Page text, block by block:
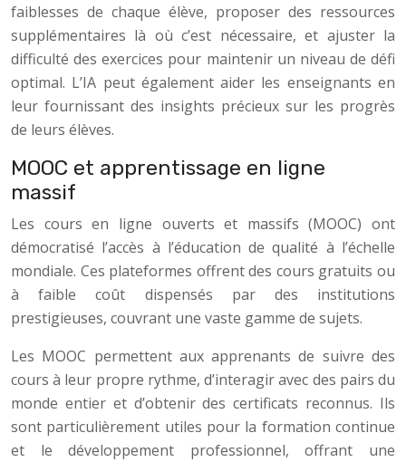
faiblesses de chaque élève, proposer des ressources
supplémentaires là où c’est nécessaire, et ajuster la
difficulté des exercices pour maintenir un niveau de défi
optimal. L’IA peut également aider les enseignants en
leur fournissant des insights précieux sur les progrès
de leurs élèves.
MOOC et apprentissage en ligne
massif
Les cours en ligne ouverts et massifs (MOOC) ont
démocratisé l’accès à l’éducation de qualité à l’échelle
mondiale. Ces plateformes offrent des cours gratuits ou
à faible coût dispensés par des institutions
prestigieuses, couvrant une vaste gamme de sujets.
Les MOOC permettent aux apprenants de suivre des
cours à leur propre rythme, d’interagir avec des pairs du
monde entier et d’obtenir des certificats reconnus. Ils
sont particulièrement utiles pour la formation continue
et le développement professionnel, offrant une